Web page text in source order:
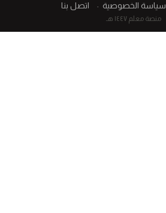
سياسة الخصوصية اتصل بنا
منصة معلم ١٤٤٧ هـ